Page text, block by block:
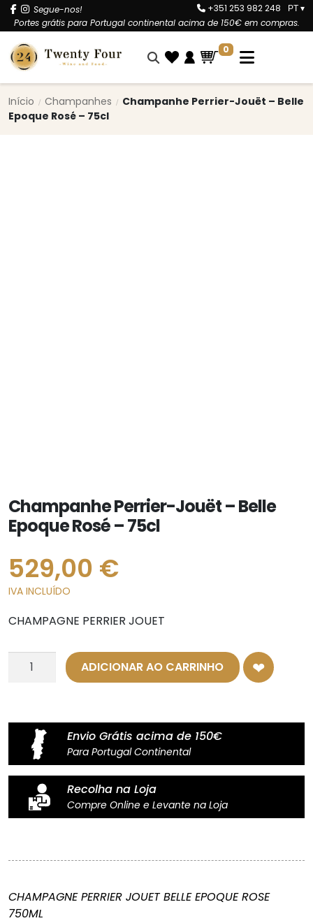
Segue-nos!
Portes grátis para Portugal continental acima de 150€ em compras.
+351 253 982 248 PT ▾
0
Início Champanhes
Champanhe Perrier-Jouët – Belle
Epoque Rosé – 75cl
Champanhe Perrier-Jouët – Belle
Epoque Rosé – 75cl
529,00 €
IVA INCLUÍDO
CHAMPAGNE PERRIER JOUET
Quantidade
Jouët
Belle
Epoque
Rosé
ADICIONAR AO CARRINHO
Envio Grátis acima de 150€
Para Portugal Continental
Recolha na Loja
Compre Online e Levante na Loja
CHAMPAGNE PERRIER JOUET BELLE EPOQUE ROSE
750ML